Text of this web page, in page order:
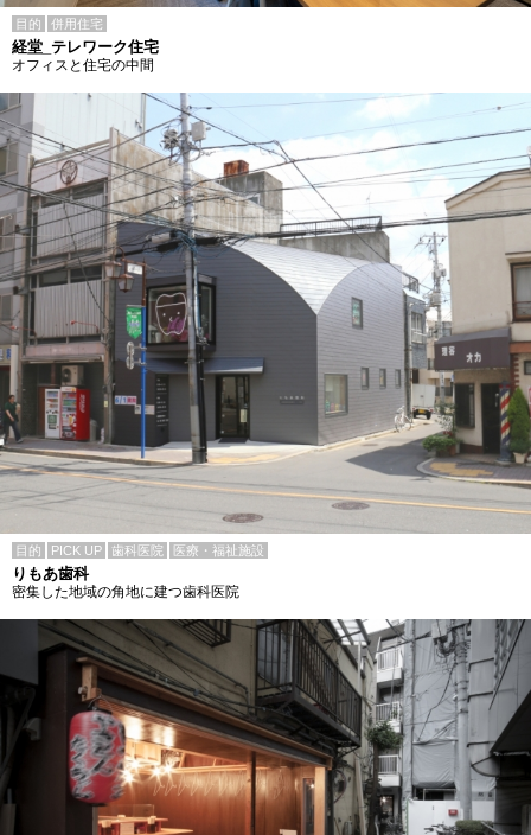
目的 併用住宅
経堂_テレワーク住宅
オフィスと住宅の中間
目的 PICK UP 歯科医院 医療・福祉施設
りもあ歯科
密集した地域の角地に建つ歯科医院